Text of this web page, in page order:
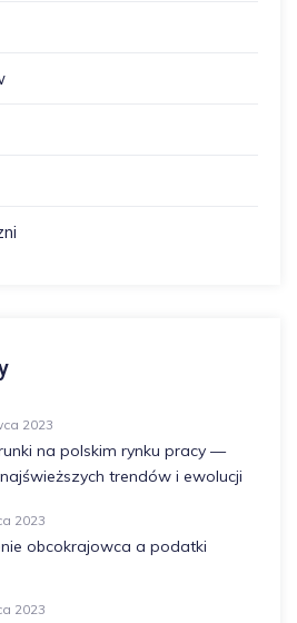
2023
na polskim rynku pracy —
trendów i ewolucji
2023
obcokrajowca a podatki
2023